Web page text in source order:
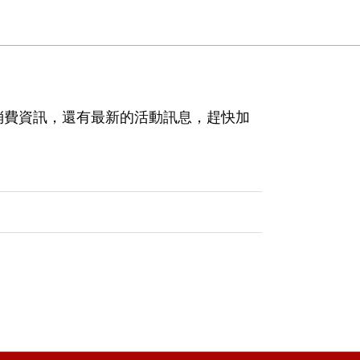
資訊，還有最新的活動訊息，趕快加